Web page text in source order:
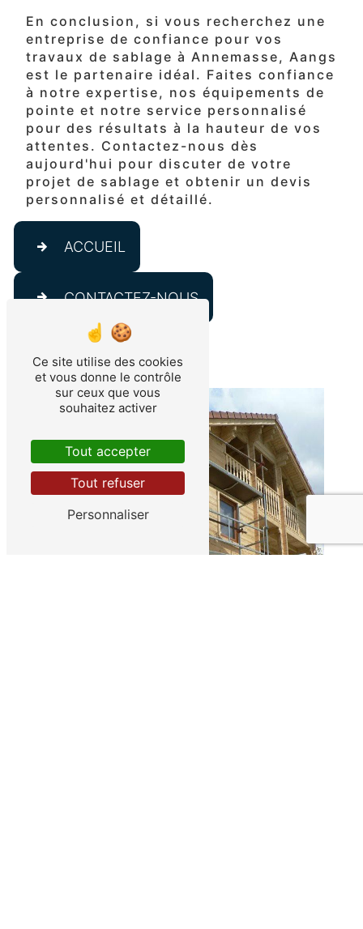
En conclusion, si vous recherchez une
entreprise de confiance pour vos
travaux de sablage à Annemasse, Aangs
est le partenaire idéal. Faites confiance
à notre expertise, nos équipements de
pointe et notre service personnalisé
pour des résultats à la hauteur de vos
attentes. Contactez-nous dès
aujourd'hui pour discuter de votre
projet de sablage et obtenir un devis
personnalisé et détaillé.
ACCUEIL
CONTACTEZ-NOUS
Ce site utilise des cookies
et vous donne le contrôle
sur ceux que vous
souhaitez activer
Tout accepter
Tout refuser
Personnaliser